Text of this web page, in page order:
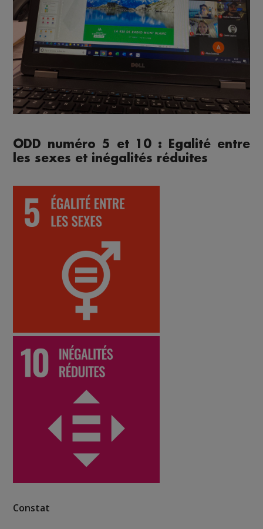
ODD numéro 5 et 10 : Egalité entre
les sexes et inégalités réduites
Constat